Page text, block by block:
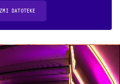
DATOTEKE